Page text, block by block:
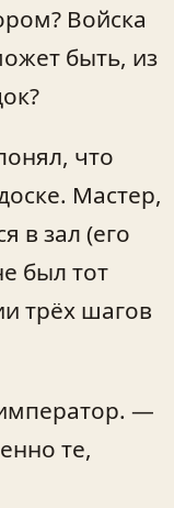
Войска
быть, из
что
Мастер,
в зал (его
был тот
трёх шагов
—
те,